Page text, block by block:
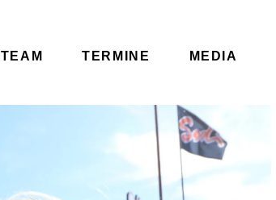
TEAM TERMINE MEDIA